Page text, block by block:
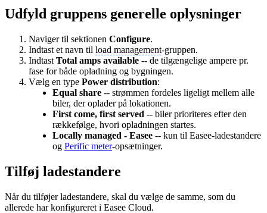
Udfyld gruppens generelle oplysninger
Naviger til sektionen Configure.
Indtast et navn til load management-gruppen.
Indtast Total amps available -- de tilgængelige ampere pr.
fase for både opladning og bygningen.
Vælg en type Power distribution:
Equal share -- strømmen fordeles ligeligt mellem alle
biler, der oplader på lokationen.
First come, first served -- biler prioriteres efter den
rækkefølge, hvori opladningen startes.
Locally managed - Easee -- kun til Easee-ladestandere
og Perific meter-opsætninger.
Tilføj ladestandere
Når du tilføjer ladestandere, skal du vælge de samme, som du
allerede har konfigureret i Easee Cloud.